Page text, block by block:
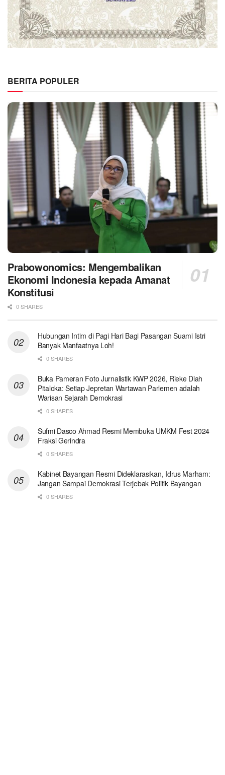
BERITA POPULER
Prabowonomics: Mengembalikan
Ekonomi Indonesia kepada Amanat
Konstitusi
0 SHARES
Hubungan Intim di Pagi Hari Bagi Pasangan Suami Istri
Banyak Manfaatnya Loh!
0 SHARES
Buka Pameran Foto Jurnalistik KWP 2026, Rieke Diah
Pitaloka: Setiap Jepretan Wartawan Parlemen adalah
Warisan Sejarah Demokrasi
0 SHARES
Sufmi Dasco Ahmad Resmi Membuka UMKM Fest 2024
Fraksi Gerindra
0 SHARES
Kabinet Bayangan Resmi Dideklarasikan, Idrus Marham:
Jangan Sampai Demokrasi Terjebak Politik Bayangan
0 SHARES